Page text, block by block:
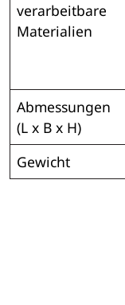
verarbeitbare
Materialien
Abmessungen
(L x B x H)
Gewicht